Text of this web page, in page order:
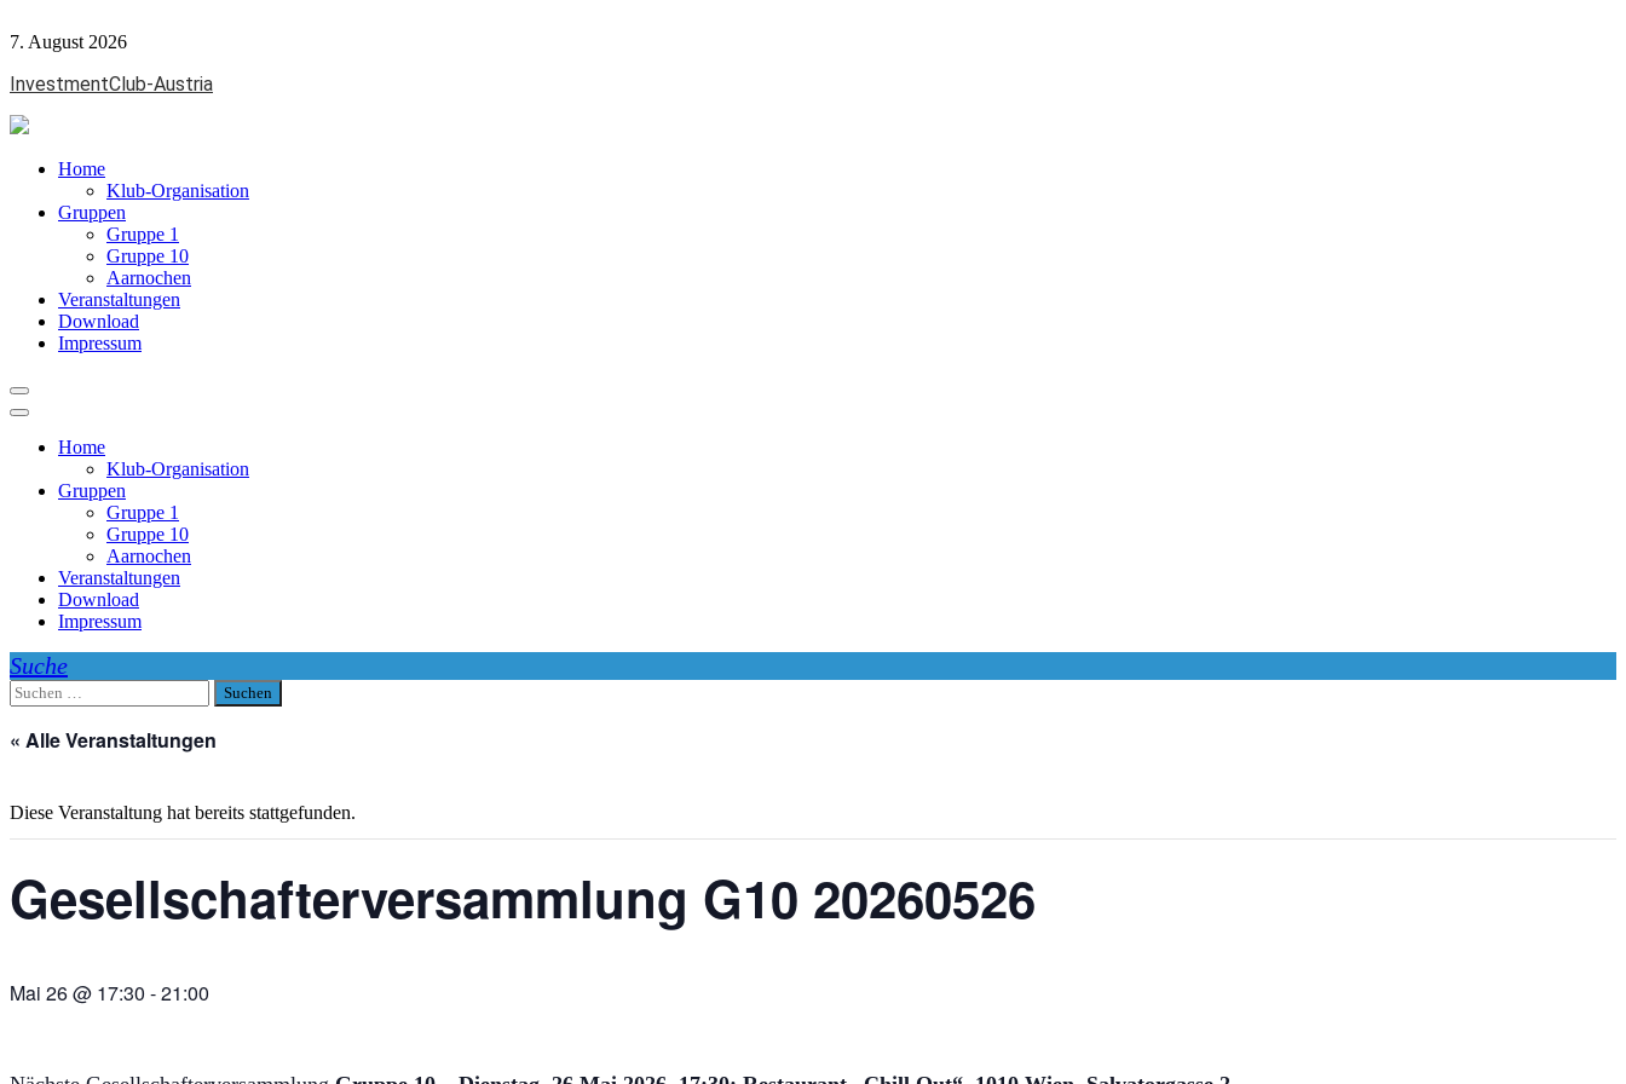
to
7. August 2026
InvestmentClub-Austria
Home
Klub-Organisation
Gruppen
Gruppe 1
Gruppe 10
Aarnochen
Veranstaltungen
Download
Impressum
Home
Klub-Organisation
Gruppen
Gruppe 1
Gruppe 10
Aarnochen
Veranstaltungen
Download
Impressum
Suchen
nach:
« Alle Veranstaltungen
Diese Veranstaltung hat bereits stattgefunden.
Gesellschafterversammlung G10 20260526
Mai 26 @ 17:30 -21:00